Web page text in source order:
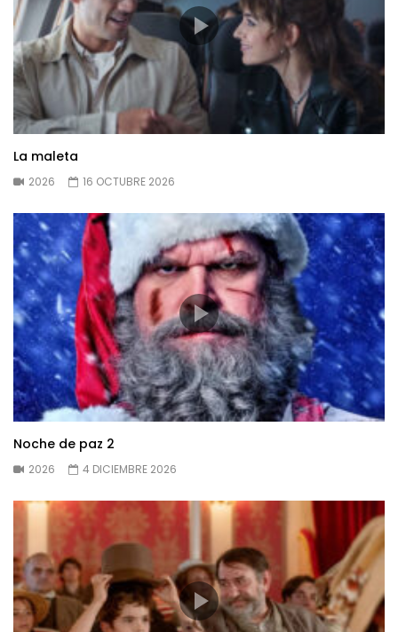
La maleta
2026 16 OCTUBRE 2026
Noche de paz 2
2026 4 DICIEMBRE 2026